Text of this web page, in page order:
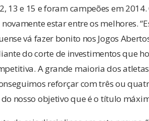
13 e 15 e foram campeões em
estar entre os melhores.
vá fazer bonito nos Jogos
do corte de investimentos que
A grande maioria dos
reforçar com três ou
nosso objetivo que é o título